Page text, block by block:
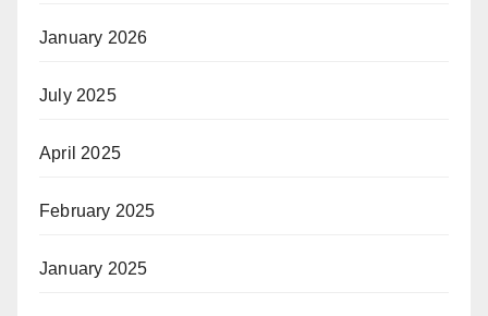
January 2026
July 2025
April 2025
February 2025
January 2025